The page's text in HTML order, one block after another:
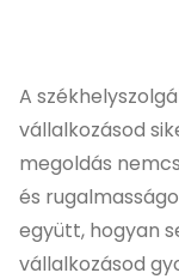
A
vállalkozásod
megoldás
és
együtt, hogyan
vállalkozásod